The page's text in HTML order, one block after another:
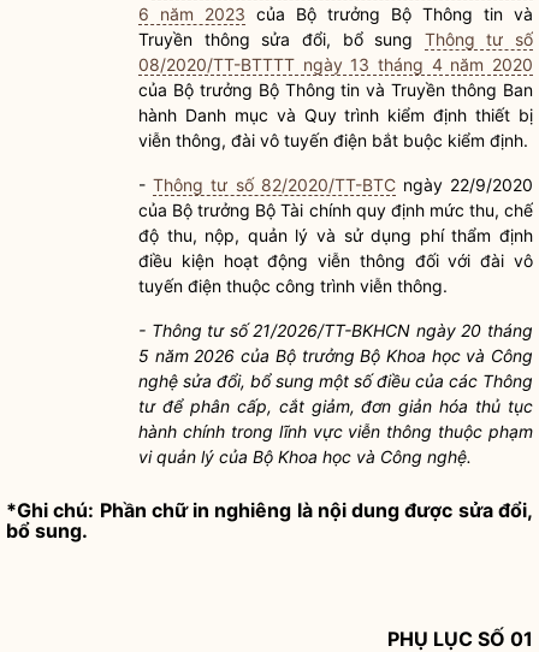
6 năm 2023 của Bộ trưởng Bộ Thông tin và
Truyền thông sửa đổi, bổ sung Thông tư số
08/2020/TT-BTTTT ngày 13 tháng 4 năm 2020
của Bộ trưởng Bộ Thông tin và Truyền thông Ban
hành Danh mục và Quy trình kiểm định thiết bị
viễn thông, đài vô tuyến điện bắt buộc kiểm định.
-Thông tư số 82/2020/TT-BTCngày 22/9/2020
của Bộ trưởng Bộ Tài chính quy định mức thu, chế
độ thu, nộp, quản lý và sử dụng phí thẩm định
điều kiện hoạt động viễn thông đối với đài vô
tuyến điện thuộc công trình viễn thông.
- Thông tư số 21/2026/TT-BKHCN ngày 20 tháng
5 năm 2026 của Bộ trưởng Bộ Khoa học và Công
nghệ sửa đổi, bổ sung một số điều của các Thông
tư để phân cấp, cắt giảm, đơn giản hóa thủ tục
hành chínhtrong lĩnh vực viễn thông thuộc phạm
vi quản lý của Bộ Khoa học và Công nghệ.
*Ghi chú: Phần chữ in nghiêng là nội dung được sửa đổi,
bổ sung.
PHỤ LỤC SỐ 01